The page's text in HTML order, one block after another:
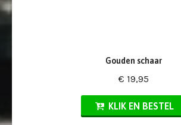
Gouden schaar
€ 19,95
KLIK EN BESTEL